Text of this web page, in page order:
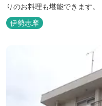
りのお料理も堪能できます。
伊勢志摩